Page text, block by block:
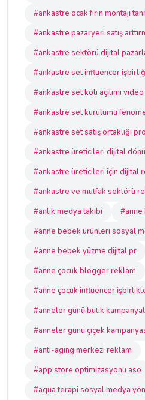
#ankastre ocak fırın montajı
#ankastre pazaryeri satış
#ankastre sektörü dijital
#ankastre set influencer
#ankastre set koli açılımı video
#ankastre set kurulumu
#ankastre set satış ortaklığı
#ankastre üreticileri dijital
#ankastre üreticileri için dijital
#ankastre ve mutfak sektörü
#anlık medya takibi
#anne
#anne bebek ürünleri sosyal
#anne bebek yüzme dijital pr
#anne çocuk blogger reklam
#anne çocuk influencer
#anneler günü butik
#anneler günü çiçek
#anti-aging merkezi reklam
#app store optimizasyonu aso
#aqua terapi sosyal medya